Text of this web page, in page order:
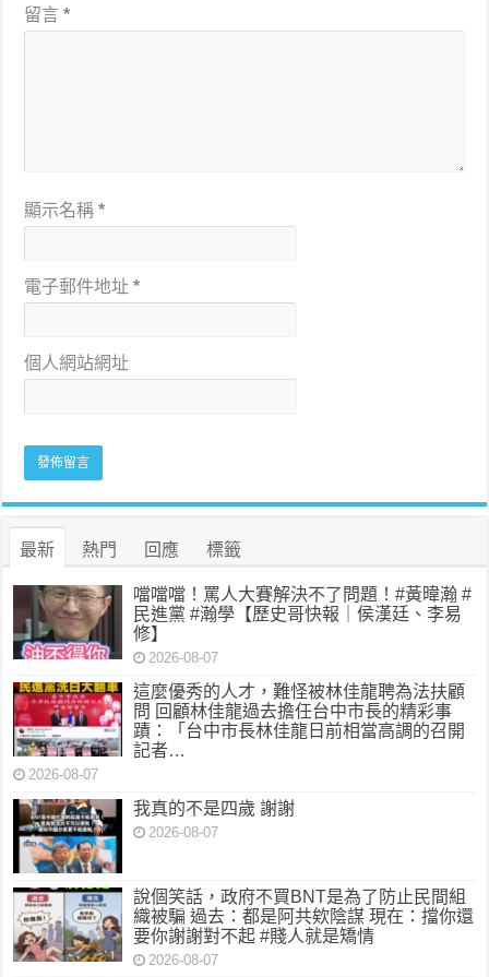
留言*
顯示名稱*
電子郵件地址*
個人網站網址
最新 熱門 回應 標籤
噹噹噹！罵人大賽解決不了問題！#黃暐瀚 #
民進黨 #瀚學【歷史哥快報｜侯漢廷、李易
修】
2026-08-07
這麼優秀的人才，難怪被林佳龍聘為法扶顧
問 回顧林佳龍過去擔任台中市長的精彩事
蹟：「台中市長林佳龍日前相當高調的召開
記者…
2026-08-07
我真的不是四歲 謝謝
2026-08-07
說個笑話，政府不買BNT是為了防止民間組
織被騙 過去：都是阿共欸陰謀 現在：擋你還
要你謝謝對不起 #賤人就是矯情
2026-08-07